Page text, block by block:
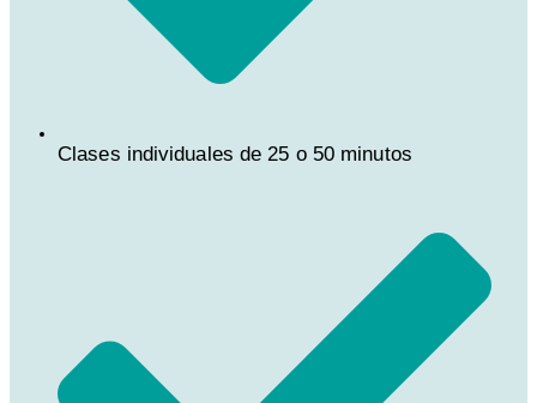
Clases individuales de 25 o 50 minutos